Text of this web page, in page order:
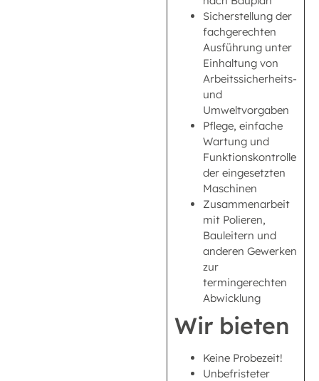
Sicherstellung der
fachgerechten
Ausführung unter
Einhaltung von
Arbeitssicherheits-
und
Umweltvorgaben
Pflege, einfache
Wartung und
Funktionskontrolle
der eingesetzten
Maschinen
Zusammenarbeit
mit Polieren,
Bauleitern und
anderen Gewerken
zur
termingerechten
Abwicklung
Wir bieten
Keine Probezeit!
Unbefristeter